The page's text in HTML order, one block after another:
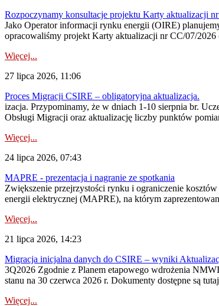
Rozpoczynamy konsultacje projektu Karty aktualizacji
Jako Operator informacji rynku energii (OIRE)
opracowaliśmy projekt Karty aktualizacji nr CC/07/
Więcej...
27 lipca 2026, 11:06
Proces Migracji CSIRE – obligatoryjna aktualizacja.
izacja. Przypominamy, że w dniach 1-10 sierpnia br.
Obsługi Migracji oraz aktualizację liczby punktów
Więcej...
24 lipca 2026, 07:43
MAPRE - prezentacja i nagranie ze spotkania
Zwiększenie przejrzystości rynku i ograniczenie
energii elektrycznej (MAPRE), na którym
Więcej...
21 lipca 2026, 14:23
Migracja inicjalna danych do CSIRE – wyniki
3Q2026 Zgodnie z Planem etapowego wdrożenia
stanu na 30 czerwca 2026 r. Dokumenty dostępne są tutaj
Więcej...